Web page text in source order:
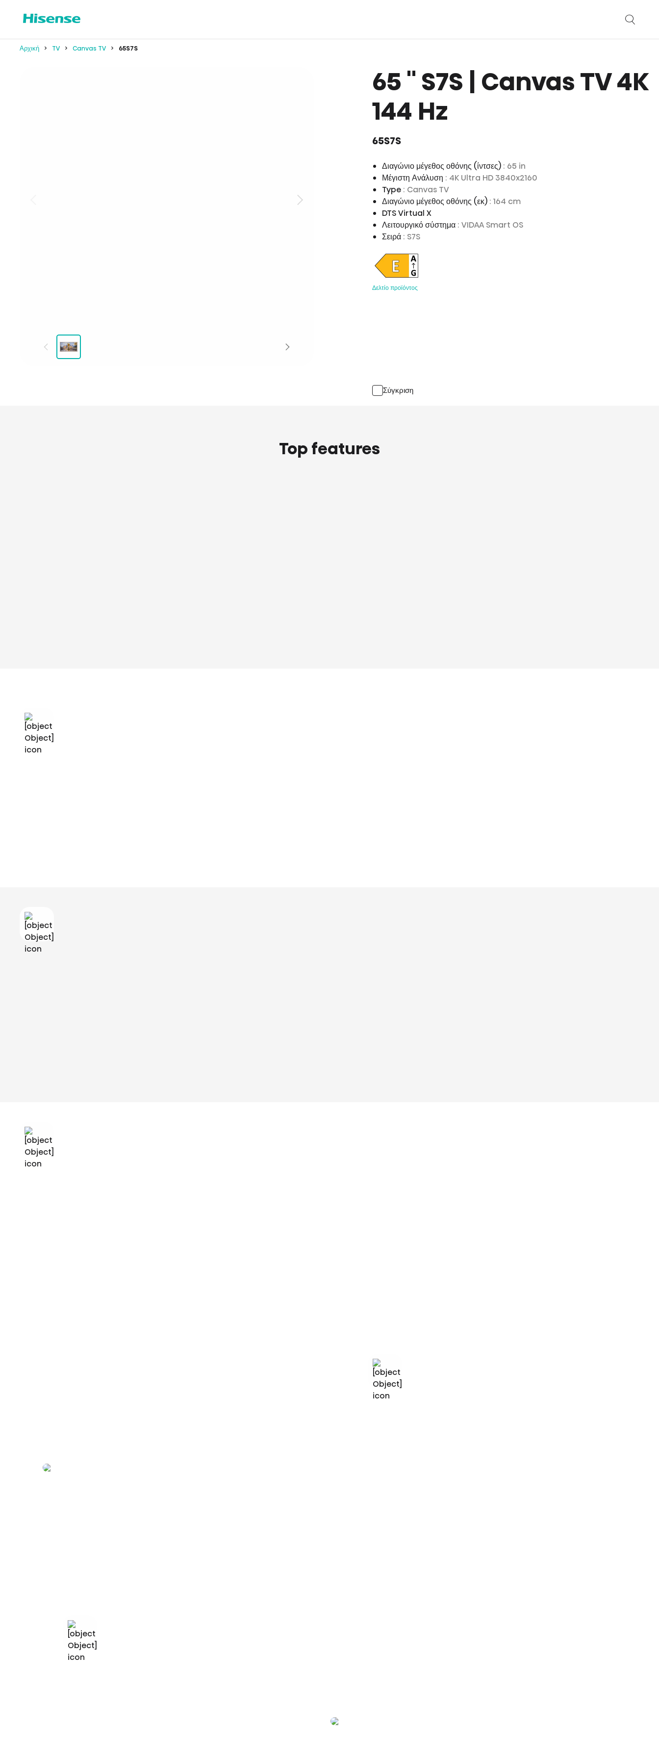
Αρχική TV Canvas TV 65S7S
65 '' S7S | Canvas TV 4K
144 Hz
65S7S
Διαγώνιο μέγεθος οθόνης (ίντσες) : 65 in
Μέγιστη Ανάλυση : 4K Ultra HD 3840x2160
Type : Canvas TV
Διαγώνιο μέγεθος οθόνης (εκ) : 164 cm
DTS Virtual X
Λειτουργικό σύστημα : VIDAA Smart OS
Σειρά : S7S
Δελτίο προϊόντος
Σύγκριση
Top features